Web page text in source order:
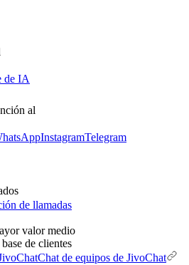
de IA
al
InstagramTelegram
de llamadas
valor medio
de clientes
Chat de equipos de JivoChat